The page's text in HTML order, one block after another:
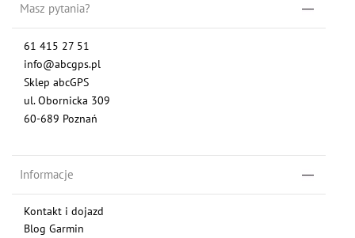
Masz pytania?
61 415 27 51
info@abcgps.pl
Sklep abcGPS
ul. Obornicka 309
60-689 Poznań
Informacje
Kontakt i dojazd
Blog Garmin